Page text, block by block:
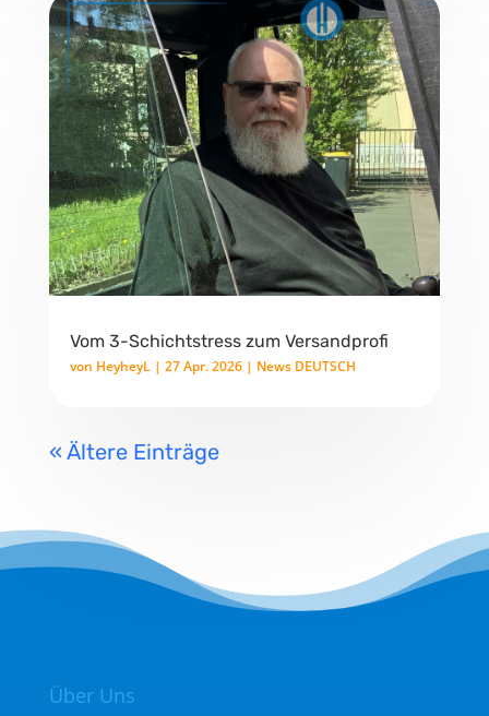
Vom 3-Schichtstress zum Versandprofi
von HeyheyL| 27 Apr. 2026| News DEUTSCH
« Ältere Einträge
Über Uns